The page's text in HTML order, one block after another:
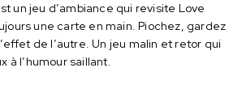
un jeu d’ambiance qui revisite Love
une carte en main. Piochez, gardez
de l’autre. Un jeu malin et retor qui
à l’humour saillant.